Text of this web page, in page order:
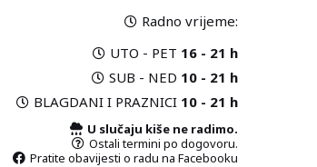
Radno vrijeme:
UTO - PET 16 - 21 h
SUB - NED 10 - 21 h
BLAGDANI I PRAZNICI 10 - 21 h
U slučaju kiše ne radimo.
Ostali termini po dogovoru.
Pratite obavijesti o radu na Facebooku